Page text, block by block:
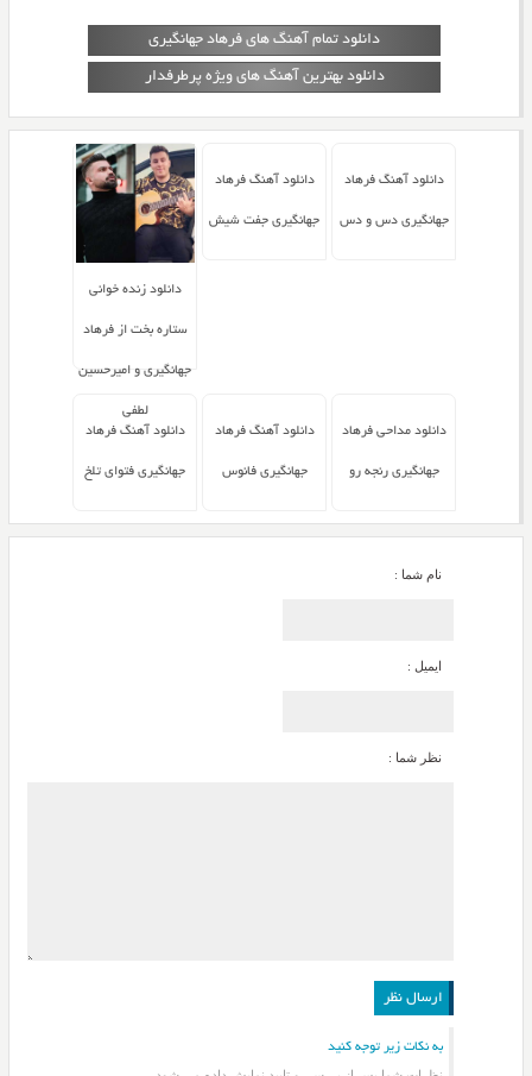
دانلود تمام آهنگ های فرهاد جهانگیری
دانلود بهترین آهنگ های ویژه پرطرفدار
دانلود آهنگ فرهاد
جهانگیری دس و دس
دانلود آهنگ فرهاد
جهانگیری جفت شیش
دانلود زنده خوانی
ستاره بخت از فرهاد
جهانگیری و امیرحسین
لطفی
دانلود مداحی فرهاد
جهانگیری رنجه رو
دانلود آهنگ فرهاد
جهانگیری فانوس
دانلود آهنگ فرهاد
جهانگیری فتوای تلخ
نام شما :
ایمیل :
نظر شما :
به نکات زیر توجه کنید